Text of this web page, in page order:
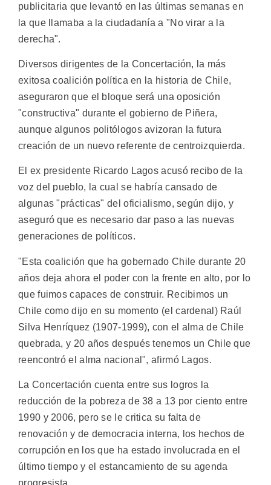
publicitaria que levantó en las últimas semanas en
la que llamaba a la ciudadanía a "No virar a la
derecha".
Diversos dirigentes de la Concertación, la más
exitosa coalición política en la historia de Chile,
aseguraron que el bloque será una oposición
"constructiva" durante el gobierno de Piñera,
aunque algunos politólogos avizoran la futura
creación de un nuevo referente de centroizquierda.
El ex presidente Ricardo Lagos acusó recibo de la
voz del pueblo, la cual se habría cansado de
algunas "prácticas" del oficialismo, según dijo, y
aseguró que es necesario dar paso a las nuevas
generaciones de políticos.
"Esta coalición que ha gobernado Chile durante 20
años deja ahora el poder con la frente en alto, por lo
que fuimos capaces de construir. Recibimos un
Chile como dijo en su momento (el cardenal) Raúl
Silva Henríquez (1907-1999), con el alma de Chile
quebrada, y 20 años después tenemos un Chile que
reencontró el alma nacional", afirmó Lagos.
La Concertación cuenta entre sus logros la
reducción de la pobreza de 38 a 13 por ciento entre
1990 y 2006, pero se le critica su falta de
renovación y de democracia interna, los hechos de
corrupción en los que ha estado involucrada en el
último tiempo y el estancamiento de su agenda